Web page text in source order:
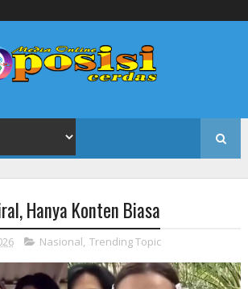
Hanya Konten Biasa
Nasional, Trending Topic